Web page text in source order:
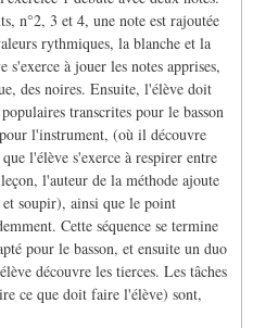
n°2, 3 et 4, une note est rajoutée
rythmiques, la blanche et la
à jouer les notes apprises,
des noires. Ensuite, l'élève doit
transcrites pour le basson
l'instrument, (où il découvre
l'élève s'exerce à respirer entre
l'auteur de la méthode ajoute
soupir), ainsi que le point
Cette séquence se termine
pour le basson, et ensuite un duo
découvre les tierces. Les tâches
ce que doit faire l'élève) sont,